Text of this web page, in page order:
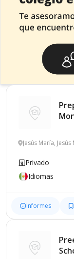
Jesús María, Jesús
Privado
Idiomas
Informes